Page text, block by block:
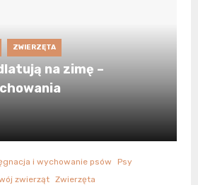
ZWIERZĘTA
na zimę –
i wychowanie psów
Psy
zwierząt Zwierzęta